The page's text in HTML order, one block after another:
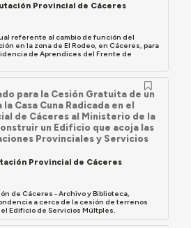
Provincial de Cáceres
referente al cambio de función del
en la zona de El Rodeo, en Cáceres, para
de Aprendices del Frente de
para la Cesión Gratuita de un
Casa Cuna Radicada en el
de Cáceres al Ministerio de la
un Edificio que acoja las
Provinciales y Servicios
Provincial de Cáceres
de Cáceres - Archivo y Biblioteca,
a cerca de la cesión de terrenos
Edificio de Servicios Múltples.